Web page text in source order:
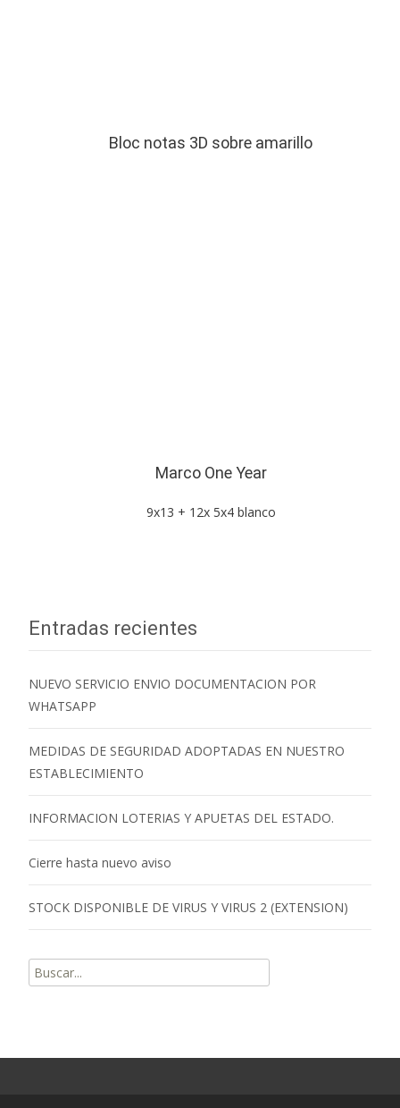
Bloc notas 3D sobre amarillo
Marco One Year
9x13 + 12x 5x4 blanco
Entradas recientes
NUEVO SERVICIO ENVIO DOCUMENTACION POR
WHATSAPP
MEDIDAS DE SEGURIDAD ADOPTADAS EN NUESTRO
ESTABLECIMIENTO
INFORMACION LOTERIAS Y APUETAS DEL ESTADO.
Cierre hasta nuevo aviso
STOCK DISPONIBLE DE VIRUS Y VIRUS 2 (EXTENSION)
Buscar
por: